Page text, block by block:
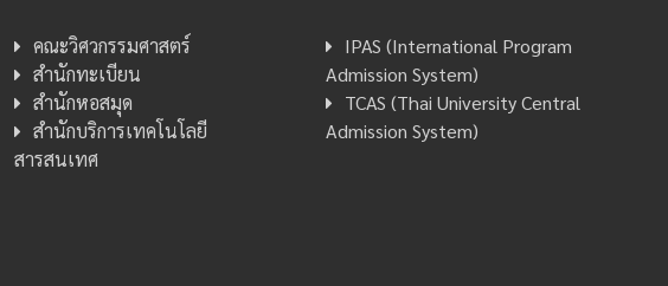
คณะวิศวกรรมศาสตร์
สำนักทะเบียน
สำนักหอสมุด
สำนักบริการเทคโนโลยี
สารสนเทศ
IPAS (International Program
Admission System)
TCAS (Thai University Central
Admission System)